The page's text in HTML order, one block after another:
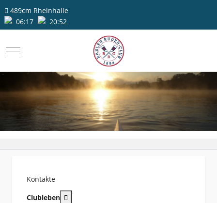
489cm Rheinhalle
06:17
20:52
Mobile Menu Toggle
Kontakte
Clubleben